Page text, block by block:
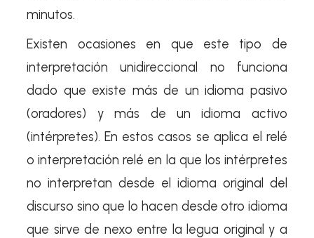
minutos.
Existen ocasiones en que este tipo de
interpretación unidireccional no funciona
dado que existe más de un idioma pasivo
(oradores) y más de un idioma activo
(intérpretes). En estos casos se aplica el relé
o interpretación relé en la que los intérpretes
no interpretan desde el idioma original del
discurso sino que lo hacen desde otro idioma
que sirve de nexo entre la legua original y a